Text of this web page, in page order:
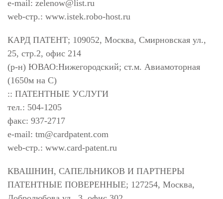
e-mail: zelenow@list.ru
web-стр.: www.istek.robo-host.ru
КАРД ПАТЕНТ; 109052, Москва, Смирновская ул.,
25, стр.2, офис 214
(р-н) ЮВАО:Нижегородский; ст.м. Авиамоторная
(1650м на С)
:: ПАТЕНТНЫЕ УСЛУГИ
тел.: 504-1205
факс: 937-2717
e-mail: tm@cardpatent.com
web-стр.: www.card-patent.ru
КВАШНИН, САПЕЛЬНИКОВ И ПАРТНЕРЫ
ПАТЕНТНЫЕ ПОВЕРЕННЫЕ; 127254, Москва,